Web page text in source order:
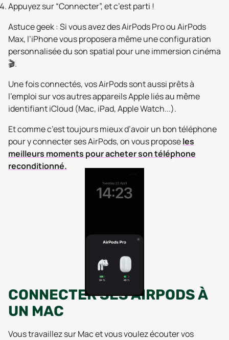
Appuyez sur “Connecter”, et c’est parti !
Astuce geek :Si vous avez des AirPods Pro ou AirPods
Max, l’iPhone vous proposera même une configuration
personnalisée du son spatial pour une immersion cinéma
🎬.
Une fois connectés, vos AirPods sont aussi prêts à
l’emploi sur vos autres appareils Apple liés au même
identifiant iCloud (Mac, iPad, Apple Watch...).
Et comme c’est toujours mieux d’avoir un bon téléphone
pour y connecter ses AirPods, on vous proposeles
meilleurs moments pour acheter son téléphone
reconditionné.
CONNECTER SES AIRPODS À
UN MAC
Vous travaillez sur Mac et vous voulez écouter vos